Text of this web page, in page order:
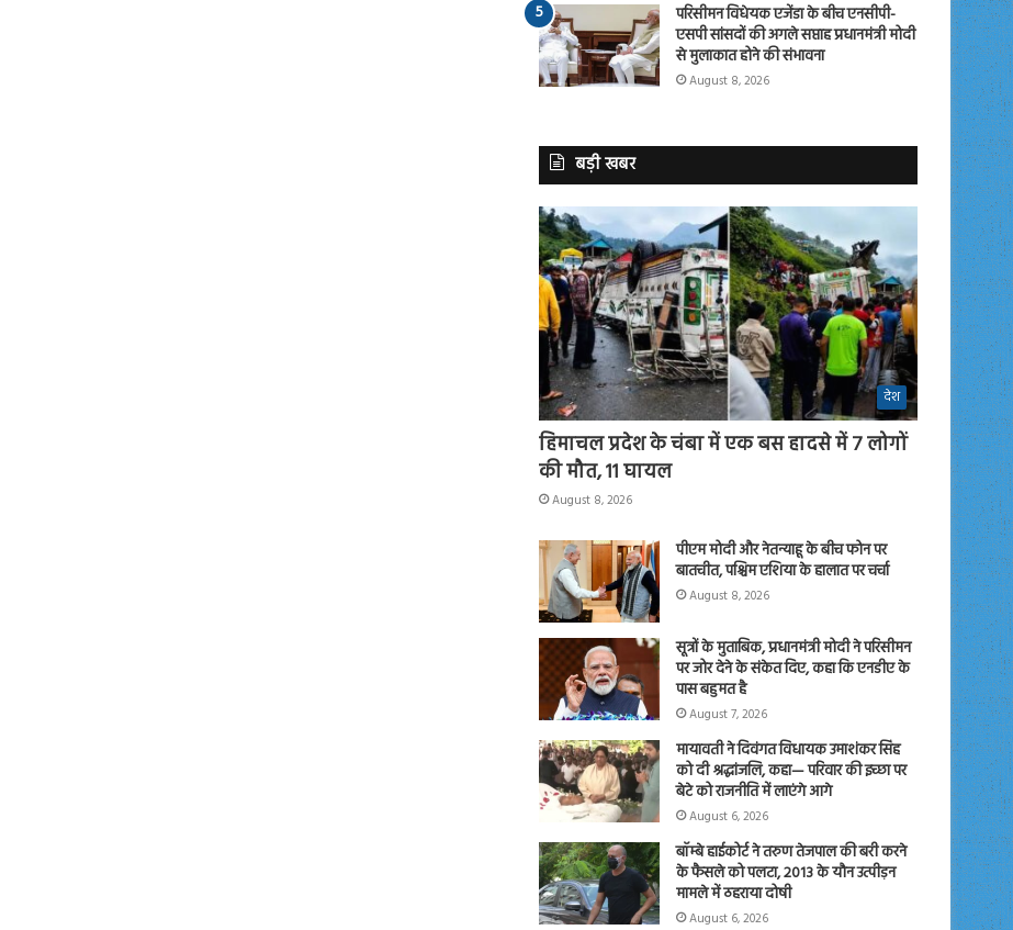
परिसीमन विधेयक एजेंडा के बीच एनसीपी-
एसपी सांसदों की अगले सप्ताह प्रधानमंत्री मोदी
से मुलाकात होने की संभावना
August 8, 2026
बड़ी खबर
देश
हिमाचल प्रदेश के चंबा में एक बस हादसे में 7 लोगों
की मौत, 11 घायल
August 8, 2026
पीएम मोदी और नेतन्याहू के बीच फोन पर
बातचीत, पश्चिम एशिया के हालात पर चर्चा
August 8, 2026
सूत्रों के मुताबिक, प्रधानमंत्री मोदी ने परिसीमन
पर जोर देने के संकेत दिए, कहा कि एनडीए के
पास बहुमत है
August 7, 2026
मायावती ने दिवंगत विधायक उमाशंकर सिंह
को दी श्रद्धांजलि, कहा— परिवार की इच्छा पर
बेटे को राजनीति में लाएंगे आगे
August 6, 2026
बॉम्बे हाईकोर्ट ने तरुण तेजपाल की बरी करने
के फैसले को पलटा, 2013 के यौन उत्पीड़न
मामले में ठहराया दोषी
August 6, 2026